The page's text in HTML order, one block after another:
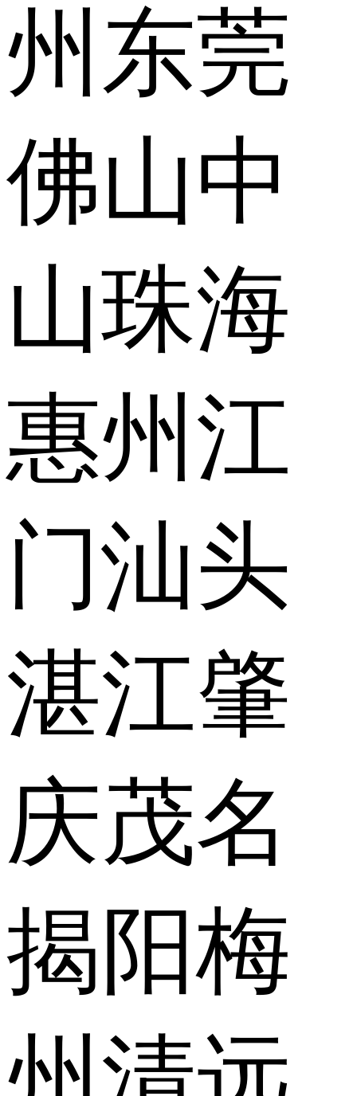
州 东莞
佛山中
山珠海
惠州 江
门汕头
湛江肇
庆茂名
揭阳梅